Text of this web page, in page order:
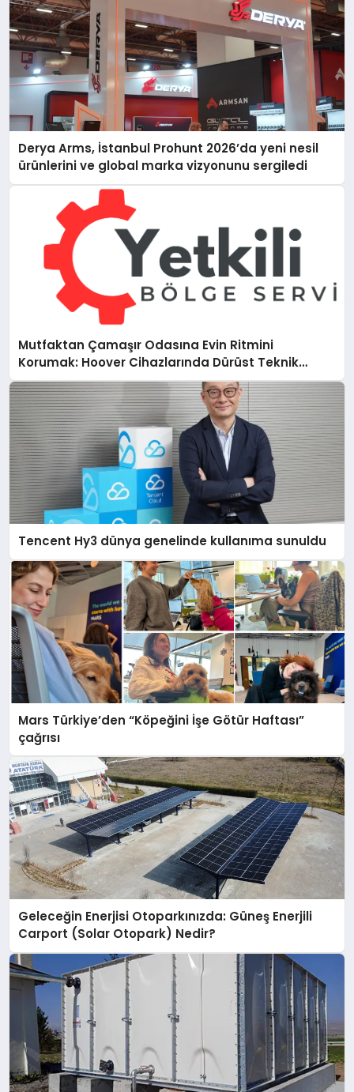
Derya Arms, İstanbul Prohunt 2026’da yeni nesil
ürünlerini ve global marka vizyonunu sergiledi
Mutfaktan Çamaşır Odasına Evin Ritmini
Korumak: Hoover Cihazlarında Dürüst Teknik
Destek Deneyimi
Tencent Hy3 dünya genelinde kullanıma sunuldu
Mars Türkiye’den “Köpeğini İşe Götür Haftası”
çağrısı
Geleceğin Enerjisi Otoparkınızda: Güneş Enerjili
Carport (Solar Otopark) Nedir?